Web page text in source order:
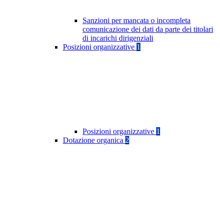
Sanzioni per mancata o incompleta
comunicazione dei dati da parte dei titolari
di incarichi dirigenziali
Posizioni organizzative 1
Posizioni organizzative 1
Dotazione organica 2